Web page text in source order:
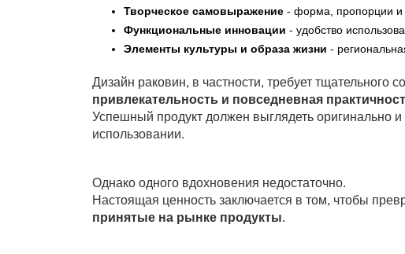
Творческое самовыражение - форма, пропорции и
Функциональные инновации - удобство
Элементы культуры и образа жизни -
Дизайн раковин, в частности, требует тщательного
привлекательность и повседневная
Успешный продукт должен выглядеть оригинально
использовании.
Однако одного вдохновения недостаточно.
Настоящая ценность заключается в том, чтобы
принятые на рынке продукты.